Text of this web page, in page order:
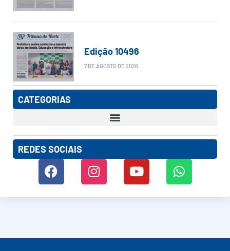
Edição 10496
7 DE AGOSTO DE 2026
CATEGORIAS
REDES SOCIAIS